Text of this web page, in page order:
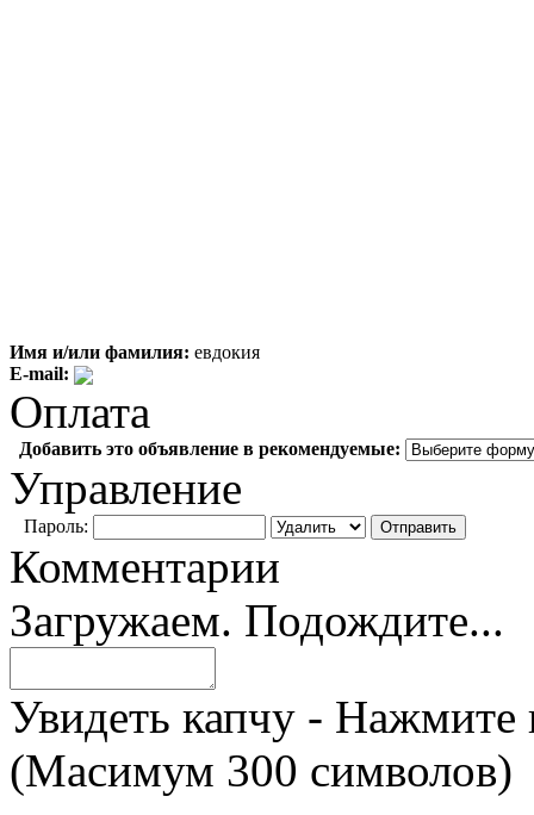
Имя и/или фамилия: евдокия
E-mail:
Оплата
Добавить это объявление в рекомендуемые:
Управление
Пароль:
Комментарии
Загружаем. Подождите...
Увидеть капчу - Нажмите
(Масимум 300 символов)